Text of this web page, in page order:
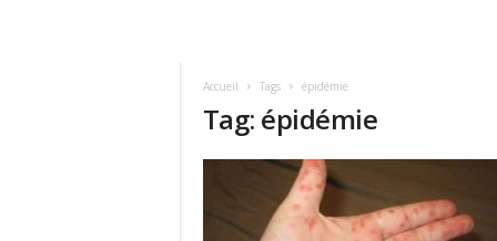
Accueil Tags épidémie
Tag: épidémie